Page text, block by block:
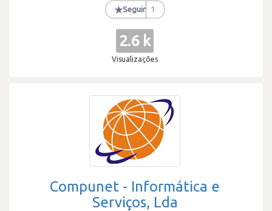
★Seguir 1
2.6 k
Visualizações
Compunet - Informática e
Serviços, Lda